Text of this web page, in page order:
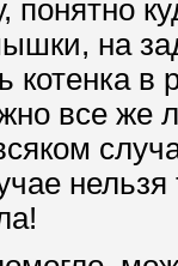
на
котенка
все же
нельзя